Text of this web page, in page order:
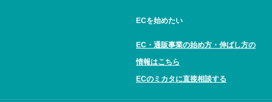
ECを始めたい
EC・通販事業の始め方・伸ばし方の
情報はこちら
ECのミカタに直接相談する